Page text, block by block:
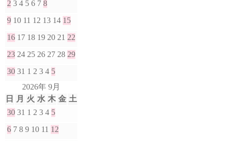
2 3 4 5 6 7 8
9 10 11 12 13 14 15
16 17 18 19 20 21 22
23 24 25 26 27 28 29
30 31 1 2 3 4 5
2026年 9月
日
月 火 水 木 金 土
30 31 1 2 3 4 5
6 7 8 9 10 11 12